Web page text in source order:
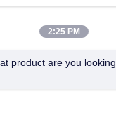
আমাদের মেইল ​​করুন
2:25 PM
product are you looking